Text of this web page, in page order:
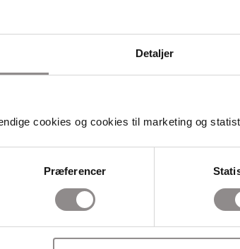
Detaljer
cookies og cookies til marketing og
Præferencer